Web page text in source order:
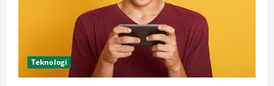
Teknologi